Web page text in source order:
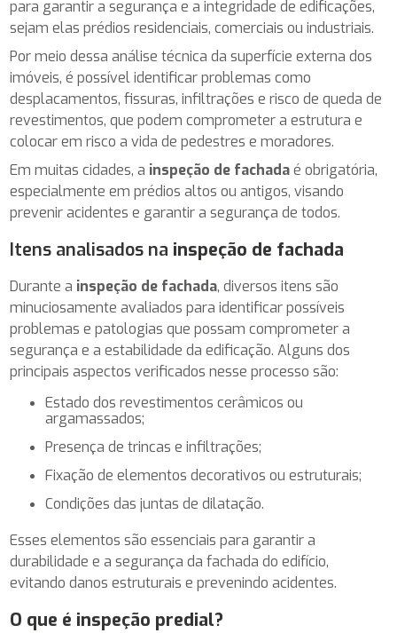
para garantir a segurança e a integridade de edificações,
sejam elas prédios residenciais, comerciais ou industriais.
Por meio dessa análise técnica da superfície externa dos
imóveis, é possível identificar problemas como
desplacamentos, fissuras, infiltrações e risco de queda de
revestimentos, que podem comprometer a estrutura e
colocar em risco a vida de pedestres e moradores.
Em muitas cidades, a inspeção de fachadaé obrigatória,
especialmente em prédios altos ou antigos, visando
prevenir acidentes e garantir a segurança de todos.
Itens analisados na inspeção de fachada
Durante a inspeção de fachada, diversos itens são
minuciosamente avaliados para identificar possíveis
problemas e patologias que possam comprometer a
segurança e a estabilidade da edificação. Alguns dos
principais aspectos verificados nesse processo são:
Estado dos revestimentos cerâmicos ou
argamassados;
Presença de trincas e infiltrações;
Fixação de elementos decorativos ou estruturais;
Condições das juntas de dilatação.
Esses elementos são essenciais para garantir a
durabilidade e a segurança da fachada do edifício,
evitando danos estruturais e prevenindo acidentes.
O que é inspeção predial?